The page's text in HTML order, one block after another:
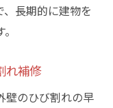
長期的に建物を
れ補修
壁のひび割れの早